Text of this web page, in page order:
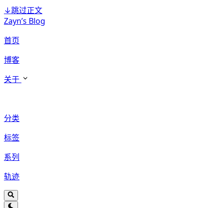
↓跳过正文
Zayn’s Blog
首页
博客
关于
分类
标签
系列
轨迹